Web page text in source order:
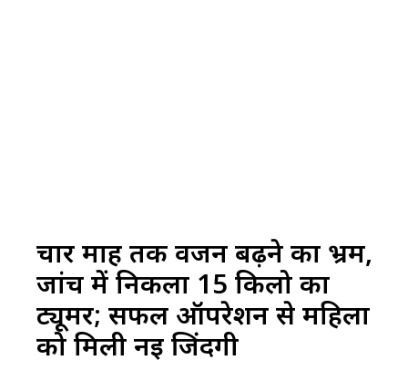
चार माह तक वजन बढ़ने का भ्रम,
जांच में निकला 15 किलो का
ट्यूमर; सफल ऑपरेशन से महिला
को मिली नई जिंदगी